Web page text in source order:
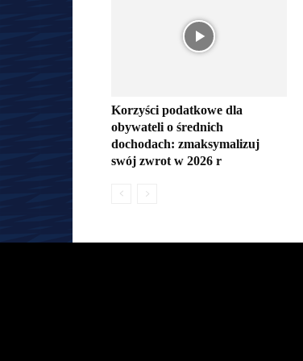
Korzyści podatkowe dla
obywateli o średnich
dochodach: zmaksymalizuj
swój zwrot w 2026 r